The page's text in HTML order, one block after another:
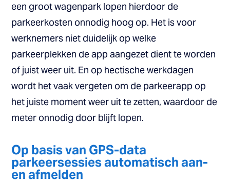
een groot wagenpark lopen hierdoor de
parkeerkosten onnodig hoog op. Het is voor
werknemers niet duidelijk op welke
parkeerplekken de app aangezet dient te worden
of juist weer uit. En op hectische werkdagen
wordt het vaak vergeten om de parkeerapp op
het juiste moment weer uit te zetten, waardoor de
meter onnodig door blijft lopen.
Op basis van GPS-data
parkeersessies automatisch aan-
en afmelden